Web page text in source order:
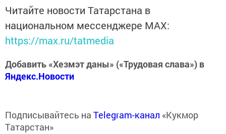
Читайте новости Татарстана в
национальном мессенджере MАХ:
https://max.ru/tatmedia
Добавить «Хезмэт даны» («Трудовая слава») в
Яндекс.Новости
Подписывайтесь на Telegram-канал «Кукмор
Татарстан»